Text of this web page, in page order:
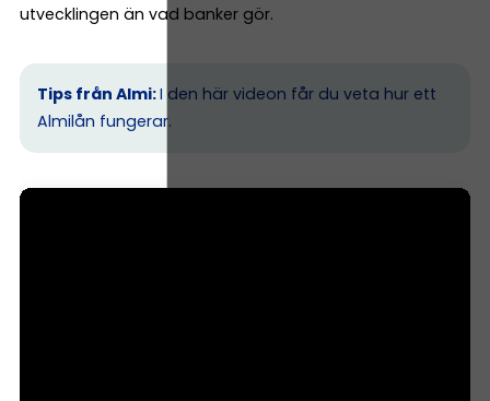
utvecklingen än vad banker gör.
Tips från Almi:I den här videon får du veta hur ett
Almilån fungerar.